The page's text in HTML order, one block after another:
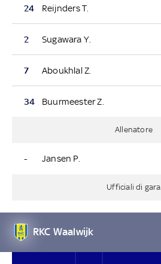
24 Reijnders T.
2 Sugawara Y.
7 Aboukhlal Z.
34 Buurmeester Z.
Allenatore
- Jansen P.
Ufficiali di gara
RKC Waalwijk